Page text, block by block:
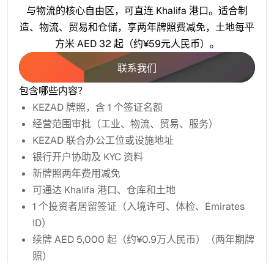
与物流的核心自由区，可直连 Khalifa 港口。适合制
造、物流、贸易和仓储，享两年牌照费减免，土地每平
方米 AED 32 起（约¥59元人民币）。
联系我们
联系我们
包含哪些内容？
KEZAD 牌照，含 1 个签证名额
经营范围审批（工业、物流、贸易、服务）
KEZAD 联合办公工位或设施地址
银行开户协助及 KYC 资料
新牌照两年费用减免
可通达 Khalifa 港口、仓库和土地
1 个投资者居留签证（入境许可、体检、Emirates
ID）
续牌 AED 5,000 起（约¥0.9万人民币）（两年期牌
照）